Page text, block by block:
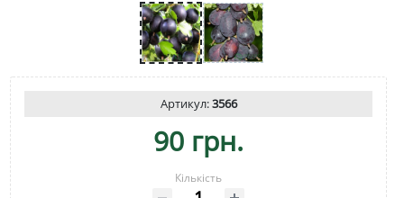
Артикул:3566
90 грн.
Кількість